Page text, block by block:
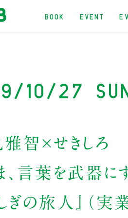
BOOK EVENT
10/27
智×せきしろ
ま、言葉を武器に
しぎの旅人』（